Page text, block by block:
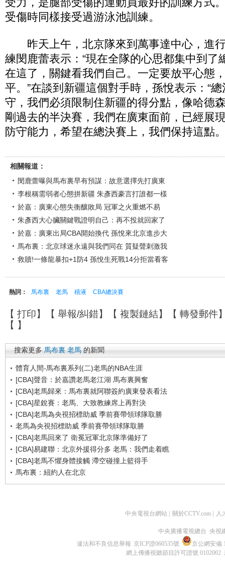
受傷時同樣接受過游泳池訓練。
昨天上午，北京隊來到萬事達中心，進
練閔鹿蕾表示：“現在全隊的心思都集中到了
在這了，關鍵看我們自己。一定要放平心態
平。”在談到新疆這個對手時，孫悅表示：“
守，我們必須限制住新疆的得分點，像哈德
剛過去的半決賽，我們在廣東面前，已經展
防守能力，希望在總決賽上，我們保持這點
相關報道：
閔鹿蕾曝與馬布裏早有預謀：故意選擇先打廣東
李根稱需弱者心態拼新疆 朱彥西豪言打誰都一樣
於嘉：廣東心態失衡釀敗局 冠軍之火重燃不易
朱彥西大心臟關鍵戰證明自己：再不投就回家了
於嘉：廣東出局CBA開始換代 孫悅來北京進步大
馬布裏：北京球迷永遠與我們同在 質疑聲刺激我
救贖!一條龍暴扣+1防4 孫悅生死戰14分拒當看客
熱詞： 馬布裏 老馬 積液 CBA總決賽
【 打印】【 舉報/糾錯】【 複製鏈結】【 轉發郵件
【 】
搜索更多 馬布裏 老馬 的新聞
體育人間-馬布裏系列(二)老馬的NBA生涯
[CBA]聲音：於嘉讚老馬老江湖 馬布裏興奮
[CBA]老馬歸來：馬布裏就阿聯簽約廣東發表看法
[CBA]星銳賽：老馬、大致教練席上再對決
[CBA]老馬為央視招標助威 季前賽帶領球隊取勝
老馬為央視招標助威 季前賽帶領球隊取勝
[CBA]老馬回來了 衛冕冠軍北京隊準備好了
[CBA]易建聯：北京外援得分多 老馬：我們走着瞧
[CBA]老馬不懼身體接觸 滯空碰撞上籃得手
馬布裏：紐約人在北京
中央電視台網站 關於CCTV.com 人
中央廣播電視總台 央視
違法和不良信息舉報 京ICP證060535號
京公網安備
網上傳播視聽節目許可證號 0102002